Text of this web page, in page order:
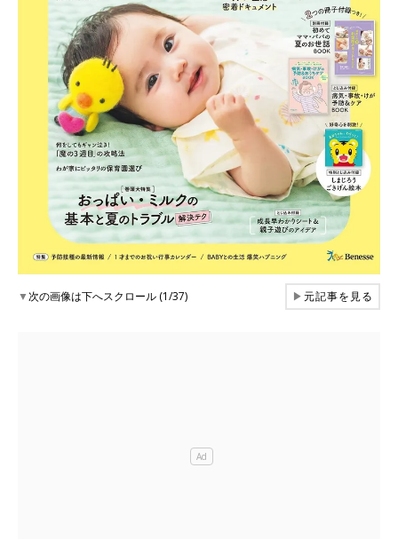
▼次の画像は下へスクロール (1/37) ▶元記事を見る